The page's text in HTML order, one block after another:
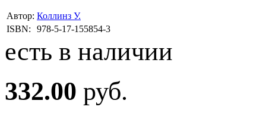
Автор: Коллинз У.
ISBN:
978-5-17-155854-3
есть в наличии
332.00 руб.